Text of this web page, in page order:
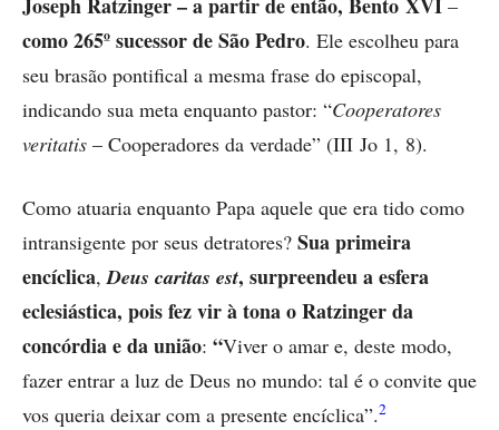
–
como 265º sucessor de São Pedro. Ele escolheu para
seu brasão pontifical a mesma frase do episcopal,
indicando sua meta enquanto pastor: “Cooperatores
veritatis – Cooperadores da verdade” (III Jo 1, 8).
Como atuaria enquanto Papa aquele que era tido como
intransigente por seus detratores? Sua primeira
encíclica,Deus caritas est, surpreendeu a esfera
eclesiástica, pois fez vir à tona o Ratzinger da
concórdia e da união: “Viver o amar e, deste modo,
fazer entrar a luz de Deus no mundo: tal é o convite que
vos queria deixar com a presente encíclica”.2